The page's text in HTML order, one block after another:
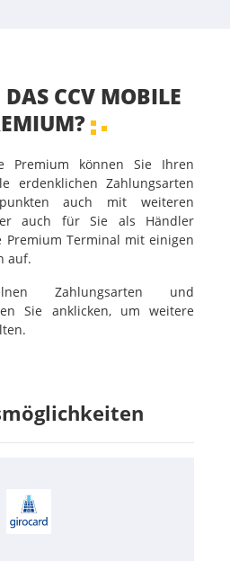
CCV MOBILE
Premium können Sie Ihren
erdenklichen Zahlungsarten
auch mit weiteren
auch für Sie als Händler
Premium Terminal mit einigen
auf.
Zahlungsarten und
Sie anklicken, um weitere